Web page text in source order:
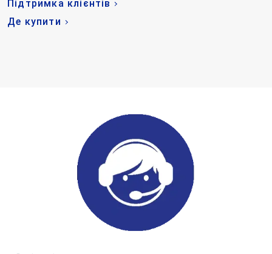
Підтримка клієнтів
Де купити